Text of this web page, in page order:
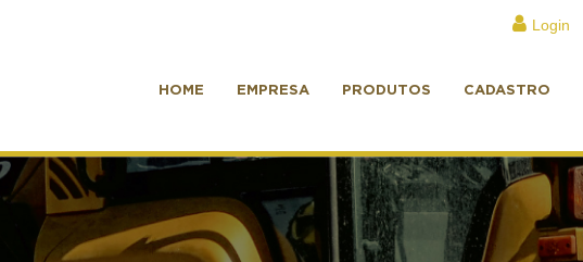
Login
HOME EMPRESA PRODUTOS CADASTRO